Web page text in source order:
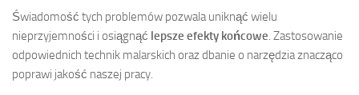
Świadomość tych problemów pozwala uniknąć wielu
nieprzyjemności i osiągnąć lepsze efekty końcowe. Zastosowanie
odpowiednich technik malarskich oraz dbanie o narzędzia znacząco
poprawi jakość naszej pracy.